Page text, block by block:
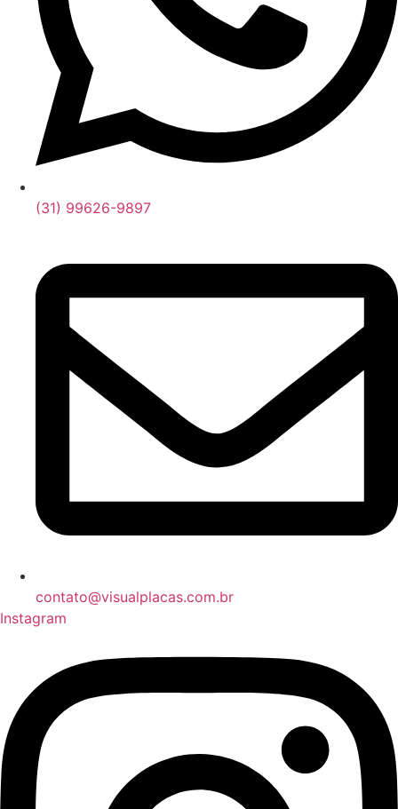
(31) 99626-9897
contato@visualplacas.com.br
Instagram